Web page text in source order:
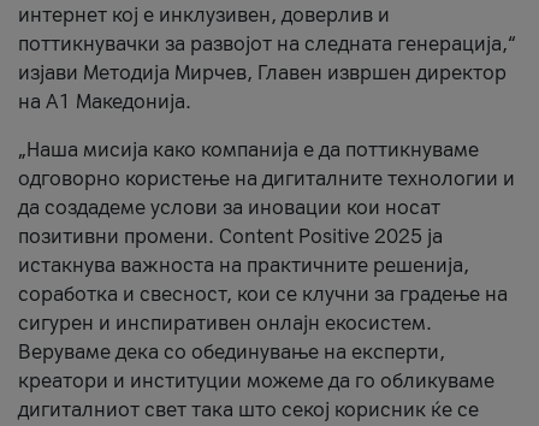
интернет кој е инклузивен, доверлив и
поттикнувачки за развојот на следната генерација,“
изјави Методија Мирчев, Главен извршен директор
на А1 Македонија.
„Наша мисија како компанија е да поттикнуваме
одговорно користење на дигиталните технологии и
да создадеме услови за иновации кои носат
позитивни промени. Content Positive 2025 ја
истакнува важноста на практичните решенија,
соработка и свесност, кои се клучни за градење на
сигурен и инспиративен онлајн екосистем.
Веруваме дека со обединување на експерти,
креатори и институции можеме да го обликуваме
дигиталниот свет така што секој корисник ќе се